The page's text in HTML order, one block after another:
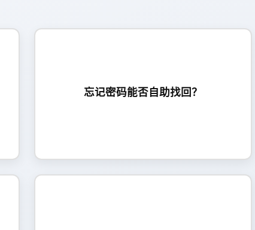
忘记密码能否自助找回？
置密码。建议及时绑定常用联系方式，以便遇到